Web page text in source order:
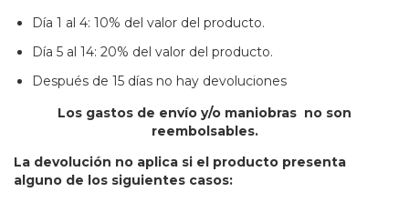
Día 1 al 4: 10% del valor del producto.
Día 5 al 14: 20% del valor del producto.
Después de 15 días no hay devoluciones
Los gastos de envío y/o maniobras no son
reembolsables.
La devolución no aplica si el producto presenta
alguno de los siguientes casos: